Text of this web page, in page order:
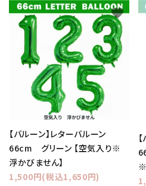
【バルーン】レターバルーン
66cm グリーン 【空気入り※
浮かびません】
1,500円(税込1,650円)
favorite
※